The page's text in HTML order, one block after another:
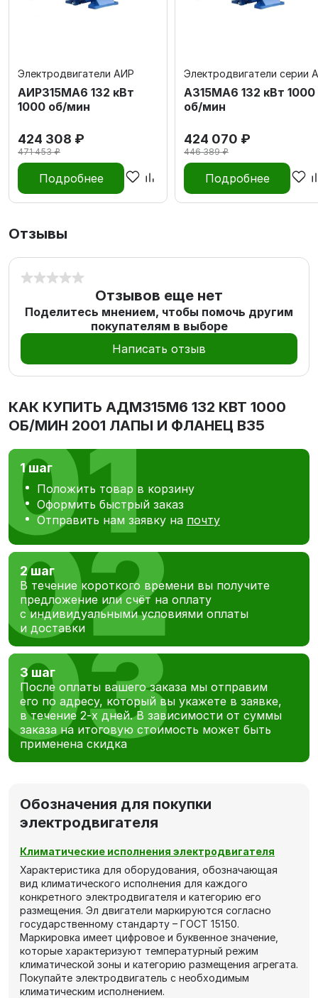
Электродвигатели АИР
АИР315МА6 132 кВт
1000 об/мин
424 308 ₽
471 453 ₽
Подробнее
Электродвигатели серии А
А315MА6 132 кВт 1000
об/мин
424 070 ₽
446 389 ₽
Подробнее
Отзывы
Отзывов еще нет
Поделитесь мнением, чтобы помочь другим
покупателям в выборе
Написать отзыв
КАК КУПИТЬ АДМ315М6 132 КВТ 1000
ОБ/МИН 2001 ЛАПЫ И ФЛАНЕЦ В35
1 шаг
Положить товар в корзину
Оформить быстрый заказ
Отправить нам заявку на почту
2 шаг
В течение короткого времени вы получите
предложение или счёт на оплату
с индивидуальными условиями оплаты
и доставки
3 шаг
После оплаты вашего заказа мы отправим
его по адресу, который вы укажете в заявке,
в течение 2-х дней. В зависимости от суммы
заказа на итоговую стоимость может быть
применена скидка
Обозначения для покупки
электродвигателя
Климатические исполнения электродвигателя
Характеристика для оборудования, обозначающая
вид климатического исполнения для каждого
конкретного электродвигателя и категорию его
размещения. Эл двигатели маркируются согласно
государственному стандарту – ГОСТ 15150.
Маркировка имеет цифровое и буквенное значение,
которые характеризуют температурный режим
климатической зоны и категорию размещения агрегата.
Покупайте электродвигатель с необходимым
климатическим исполнением.